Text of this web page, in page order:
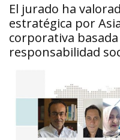
El jurado ha
estratégica por
corporativa
responsabilidad